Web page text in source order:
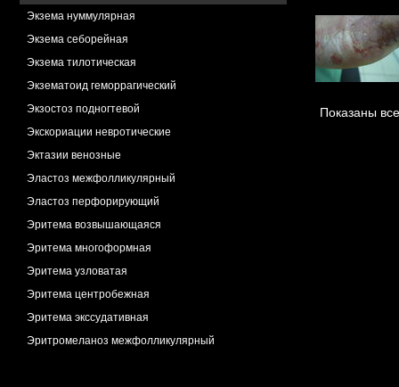
Экзема нуммулярная
Экзема себорейная
Экзема тилотическая
Экзематоид геморрагический
Экзостоз подногтевой
Экскориации невротические
Эктазии венозные
Эластоз межфолликулярный
Эластоз перфорирующий
Эритема возвышающаяся
Эритема многоформная
Эритема узловатая
Эритема центробежная
Эритема экссудативная
Эритромеланоз межфолликулярный
Показаны